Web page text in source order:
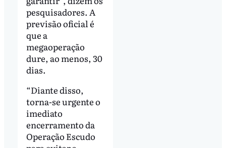
pesquisadores. A
previsão oficial é
que a
megaoperação
dure, ao menos, 30
dias.
“Diante disso,
torna-se urgente o
imediato
encerramento da
Operação Escudo